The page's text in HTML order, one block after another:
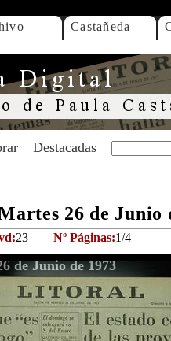
Castañeda
Destacadas
26 de Junio
23 Nº Páginas:1/4
de Junio de 1973